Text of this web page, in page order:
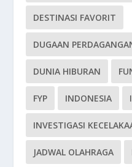
DESTINASI FAVORIT
DUGAAN
DUNIA HIBURAN
FYP INDONESIA
INVESTIGASI
JADWAL OLAHRAGA